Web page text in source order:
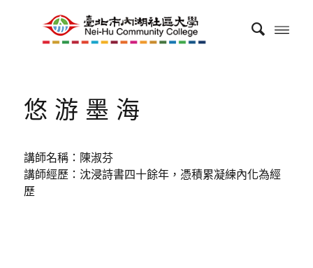
悠游墨海
講師名稱：陳淑芬
講師經歷：沈浸詩書四十餘年，憑積累凝練內化為經
歷